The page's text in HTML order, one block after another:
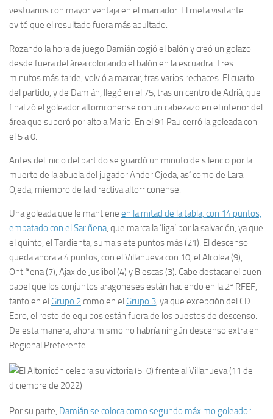
vestuarios con mayor ventaja en el marcador. El meta visitante
evitó que el resultado fuera más abultado.
Rozando la hora de juego Damián cogió el balón y creó un golazo
desde fuera del área colocando el balón en la escuadra. Tres
minutos más tarde, volvió a marcar, tras varios rechaces. El cuarto
del partido, y de Damián, llegó en el 75, tras un centro de Adrià, que
finalizó el goleador altorriconense con un cabezazo en el interior del
área que superó por alto a Mario. En el 91 Pau cerró la goleada con
el 5 a 0.
Antes del inicio del partido se guardó un minuto de silencio por la
muerte de la abuela del jugador Ander Ojeda, así como de Lara
Ojeda, miembro de la directiva altorriconense.
Una goleada que le mantiene en la mitad de la tabla, con 14 puntos,
empatado con el Sariñena , que marca la ‘liga’ por la salvación, ya que
el quinto, el Tardienta, suma siete puntos más (21). El descenso
queda ahora a 4 puntos, con el Villanueva con 10, el Alcolea (9),
Ontiñena (7), Ajax de Juslibol (4) y Biescas (3). Cabe destacar el buen
papel que los conjuntos aragoneses están haciendo en la 2ª RFEF,
tanto en el Grupo 2 como en el Grupo 3 , ya que excepción del CD
Ebro, el resto de equipos están fuera de los puestos de descenso.
De esta manera, ahora mismo no habría ningún descenso extra en
Regional Preferente.
Por su parte, Damián se coloca como segundo máximo goleador